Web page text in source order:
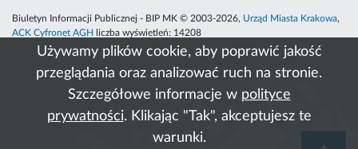
Używamy plików cookie, aby poprawić jakość
przeglądania oraz analizować ruch na stronie.
Szczegółowe informacje w polityce
prywatności. Klikając "Tak", akceptujesz te
warunki.
Biuletyn Informacji Publicznej - BIP MK © 2003-2026, Urząd Miasta Krakowa,
ACK Cyfronet AGH
liczba wyświetleń: 14208